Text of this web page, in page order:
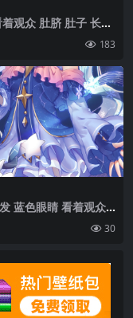
观众 肚脐 肚子 长发
Pixiv 肖像 肖像展示
下装 双尾 极简主义
简单背景 猫耳朵|25
183
蓝色眼睛 看着观众
星眼睛 手套 无指手套30